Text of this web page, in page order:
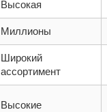
Высокая
Миллионы
Широкий
ассортимент
Высокие